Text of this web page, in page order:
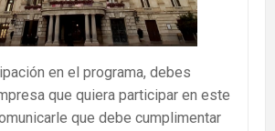
en el programa, debes
que quiera participar en este
que debe cumplimentar